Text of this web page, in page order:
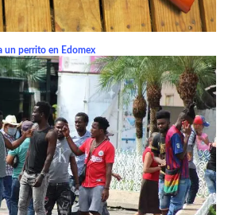
un perrito en Edomex